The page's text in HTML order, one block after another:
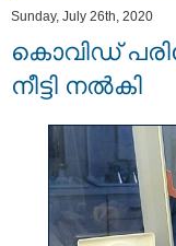
Sunday, July 26th, 2020
കൊവിഡ്
നീട്ടി നല്‍കി